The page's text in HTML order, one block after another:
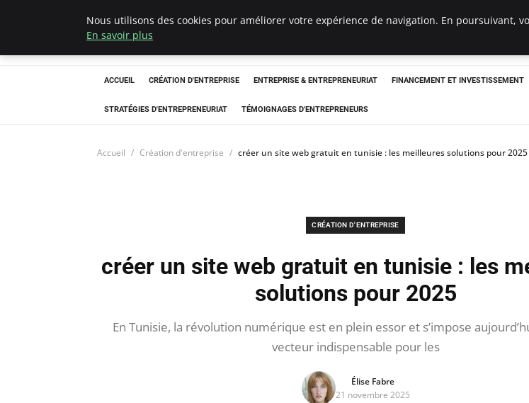
LECFCM
ACCUEIL CRÉATION D'ENTREPRISE ENTREPRISE & ENTREPRENEURIAT FINANCEMENT ET INVESTISSEMENT
STRATÉGIES D'ENTREPRENEURIAT TÉMOIGNAGES D'ENTREPRENEURS
Accueil Création d'entreprise créer un site web gratuit en tunisie : les meilleures solutions pour 2025
CRÉATION D'ENTREPRISE
créer un site web gratuit en tunisie : les
solutions pour 2025
En Tunisie, la révolution numérique est en plein essor et s’impose
vecteur indispensable pour les
Élise Fabre
21 novembre 2025
Nous utilisons des cookies pour améliorer votre expérience de navigation. En poursuivant,
En savoir plus